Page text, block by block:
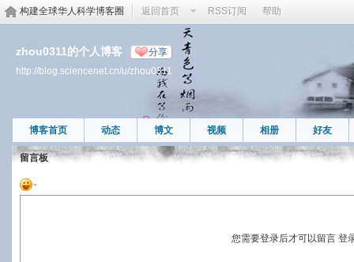
构建全球华人科学博客圈 返回首页 RSS订阅 帮助
zhou0311的个人博客 分享
http://blog.sciencenet.cn/u/zhou0311
博客首页 动态 博文 视频 相册 好友
留言板
您需要登录后才可以留言 登